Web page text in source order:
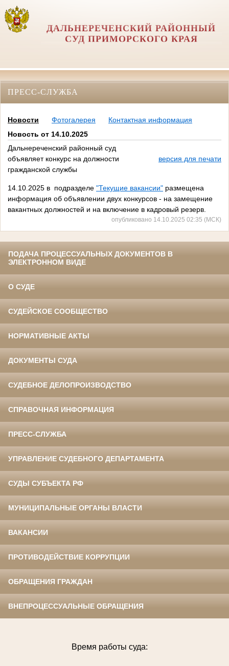
ДАЛЬНЕРЕЧЕНСКИЙ РАЙОННЫЙ
СУД ПРИМОРСКОГО КРАЯ
ПРЕСС-СЛУЖБА
Новости Фотогалерея
Контактная информация
Новость от 14.10.2025
Дальнереченский районный суд
объявляет конкурс на должности
гражданской службы
версия для печати
14.10.2025 в подразделе "Текущие вакансии" размещена
информация об объявлении двух конкурсов - на замещение
вакантных должностей и на включение в кадровый резерв.
опубликовано 14.10.2025 02:35 (МСК)
ПОДАЧА ПРОЦЕССУАЛЬНЫХ ДОКУМЕНТОВ В
ЭЛЕКТРОННОМ ВИДЕ
О СУДЕ
СУДЕЙСКОЕ СООБЩЕСТВО
НОРМАТИВНЫЕ АКТЫ
ДОКУМЕНТЫ СУДА
СУДЕБНОЕ ДЕЛОПРОИЗВОДСТВО
СПРАВОЧНАЯ ИНФОРМАЦИЯ
ПРЕСС-СЛУЖБА
УПРАВЛЕНИЕ СУДЕБНОГО ДЕПАРТАМЕНТА
СУДЫ СУБЪЕКТА РФ
МУНИЦИПАЛЬНЫЕ ОРГАНЫ ВЛАСТИ
ВАКАНСИИ
ПРОТИВОДЕЙСТВИЕ КОРРУПЦИИ
ОБРАЩЕНИЯ ГРАЖДАН
ВНЕПРОЦЕССУАЛЬНЫЕ ОБРАЩЕНИЯ
Время работы суда: